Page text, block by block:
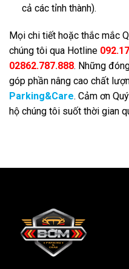
cả các tỉnh thành).
Mọi chi tiết hoặc thắc mắc
chúng tôi qua Hotline
02862.787.888. Những
góp phần nâng cao chất
Parking&Care. Cảm ơn
hộ chúng tôi suốt thời gian